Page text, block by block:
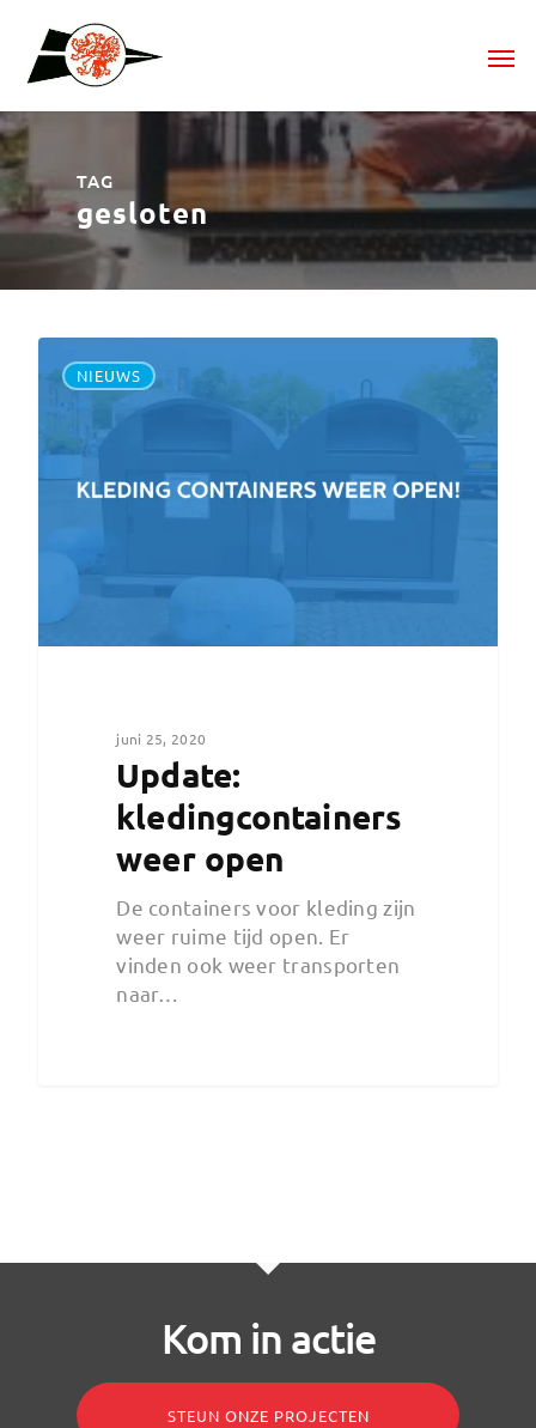
TAG
gesloten
NIEUWS
juni 25, 2020
Update:
kledingcontainers
weer open
De containers voor kleding zijn
weer ruime tijd open. Er
vinden ook weer transporten
naar…
Kom in actie
STEUN ONZE PROJECTEN